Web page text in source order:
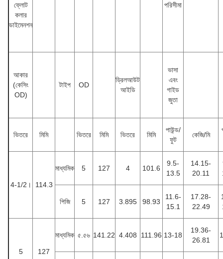
ফ্লোট
কলার
ডাইমেনশন
পরিসীমা
আকার
(কেসিং
OD)
টাইপ OD
ড্রিলআউট
আইডি
ভাসা
এবং
গাইড
জুতা
ভিতরে মিমি ভিতরে মিমি ভিতরে মিমি
পাউন্ড/
ফুট
কেজি/মি
4-1/2। 114.3
মাধ্যমিক 5 127 4 101.6
9.5-
13.5
14.15-
20.11
পিজি 5 127 3.895 98.93
11.6-
15.1
17.28-
22.49
5 127
মাধ্যমিক ৫.৫৬ 141.22 4.408 111.96 13-18
19.36-
26.81